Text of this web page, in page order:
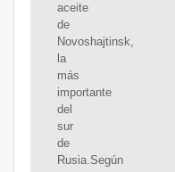
aceite
de
Novoshajtinsk,
la
más
importante
del
sur
de
Rusia.Según